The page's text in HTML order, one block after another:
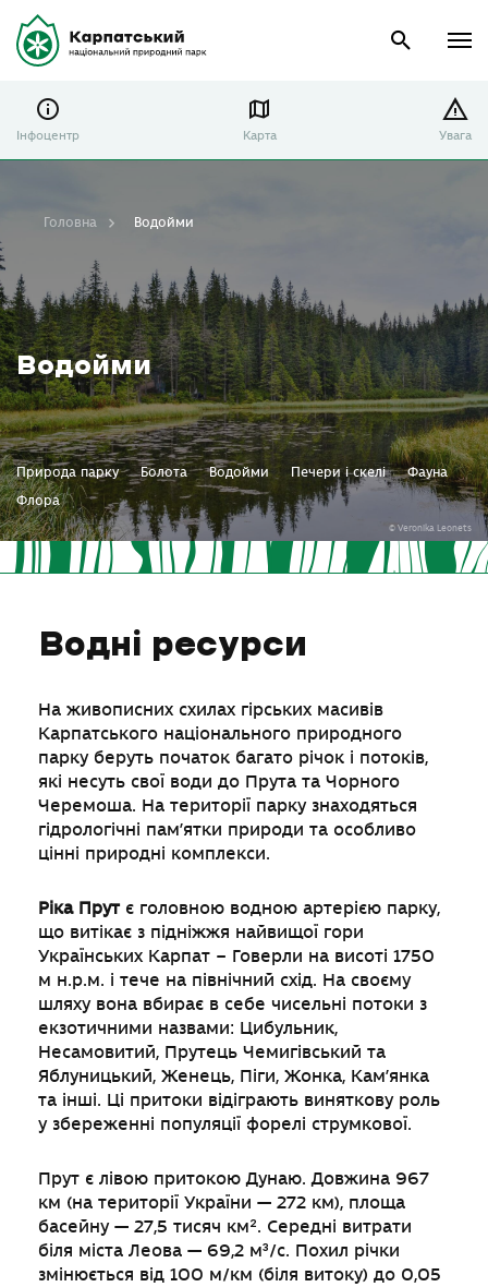
Інфоцентр Карта Увага
Водойми
Головна Водойми
Природа парку Болота Водойми Печери і скелі
Фауна
Флора
© Veronika Leonets
Водні ресурси
На живописних схилах гірських масивів
Карпатського національного природного
парку беруть початок багато річок і потоків,
які несуть свої води до Прута та Чорного
Черемоша. На території парку знаходяться
гідрологічні пам’ятки природи та особливо
цінні природні комплекси.
Ріка Прутє головною водною артерією парку,
що витікає з підніжжя найвищої гори
Українських Карпат – Говерли на висоті 1750
м н.р.м. і тече на північний схід. На своєму
шляху вона вбирає в себе чисельні потоки з
екзотичними назвами: Цибульник,
Несамовитий, Прутець Чемигівський та
Яблуницький, Женець, Піги, Жонка, Кам’янка
та інші. Ці притоки відіграють виняткову роль
у збереженні популяції форелі струмкової.
Прут є лівою притокою Дунаю. Довжина 967
км (на території України — 272 км), площа
басейну — 27,5 тисяч км². Середні витрати
біля міста Леова — 69,2 м³/с. Похил річки
змінюється від 100 м/км (біля витоку) до 0,05